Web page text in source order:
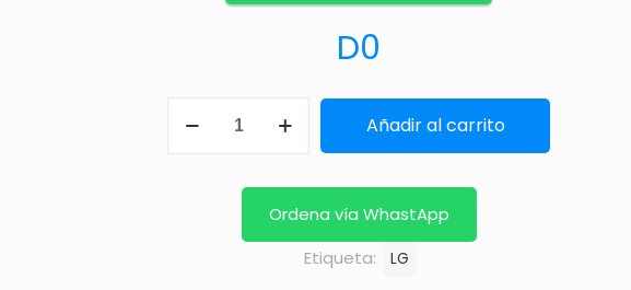
D0
cantidad
Añadir al carrito
Ordena vía WhastApp
Etiqueta: LG